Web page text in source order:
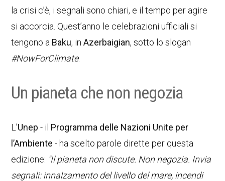
la crisi c’è, i segnali sono chiari, e il tempo per agire
si accorcia. Quest’anno le celebrazioni ufficiali si
tengono a Baku, inAzerbaigian, sotto lo slogan
#NowForClimate.
Un pianeta che non negozia
L’Unep - il Programma delle Nazioni Unite per
l’Ambiente - ha scelto parole dirette per questa
edizione: "Il pianeta non discute. Non negozia. Invia
segnali: innalzamento del livello del mare, incendi